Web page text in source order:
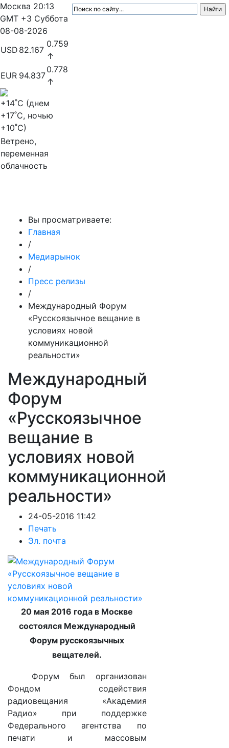
Москва 20:13
GMT +3 Суббота
08-08-2026
USD 82.167
0.759
↑
EUR 94.837
0.778
↑
+14˚C (днем
+17˚C, ночью
+10˚C)
Ветрено,
переменная
облачность
Вы просматриваете:
Главная
/
Медиарынок
/
Пресс релизы
/
Международный Форум
«Русскоязычное вещание в
условиях новой
коммуникационной
реальности»
Международный
Форум
«Русскоязычное
вещание в
условиях новой
коммуникационной
реальности»
24-05-2016 11:42
Печать
Эл. почта
20 мая 2016 года в Москве
состоялся Международный
Форум русскоязычных
вещателей.
Форум был организован
Фондом содействия
радиовещания «Академия
Радио» при поддержке
Федерального агентства по
печати и массовым